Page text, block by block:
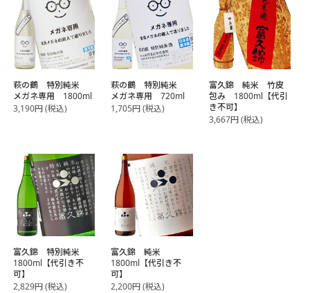
萩の鶴 特別純米
メガネ専用 1800ml
3,190円(税込)
萩の鶴 特別純米
メガネ専用 720ml
1,705円(税込)
富久錦 純米 竹皮
包み 1800ml【代引
き不可】
3,667円(税込)
富久錦 特別純米
1800ml【代引き不
可】
2,829円(税込)
富久錦 純米
1800ml【代引き不
可】
2,200円(税込)